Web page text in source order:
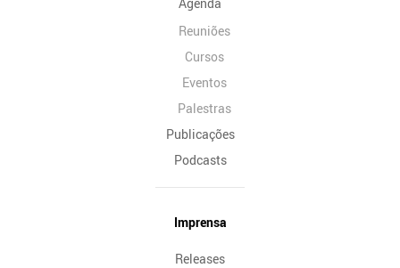
Reuniões
Cursos
Eventos
Palestras
Publicações
Podcasts
Imprensa
Releases